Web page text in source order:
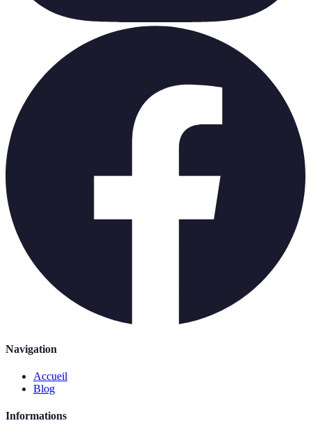
Navigation
Accueil
Blog
Informations